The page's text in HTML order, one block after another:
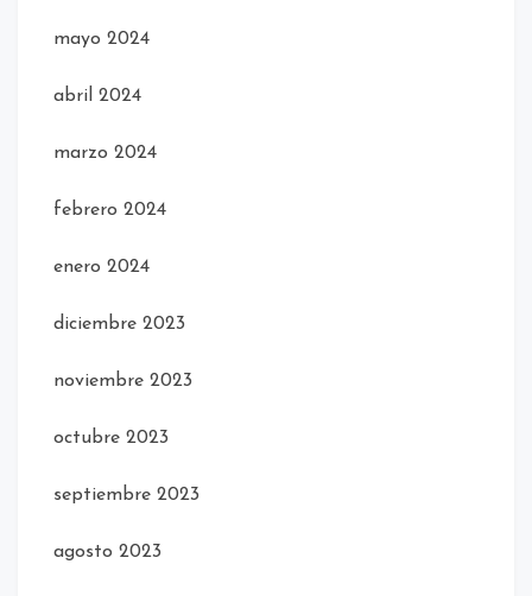
mayo 2024
abril 2024
marzo 2024
febrero 2024
enero 2024
diciembre 2023
noviembre 2023
octubre 2023
septiembre 2023
agosto 2023